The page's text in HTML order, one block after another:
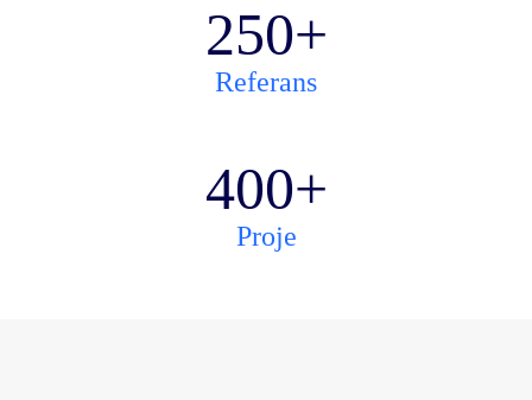
Referans
250+
Proje
400+